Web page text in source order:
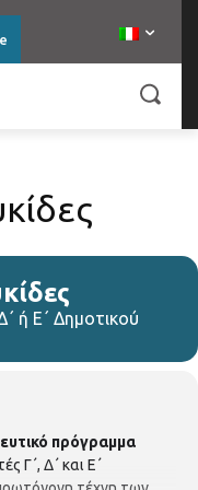
ή Ε΄ Δημοτικού
πρόγραμμα
Γ΄, Δ΄ και Ε΄